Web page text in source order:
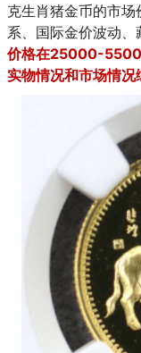
克生肖猪金币的市
系、国际金价波动、
价格在25000-
实物情况和市场情况